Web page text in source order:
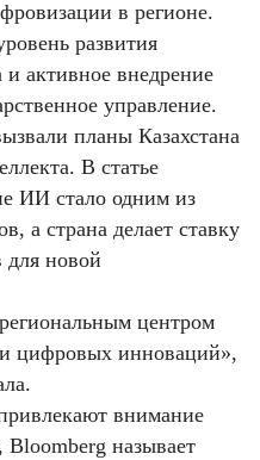
в регионе.
развития
и активное внедрение
управление.
планы Казахстана
В статье
ИИ стало одним из
а страна делает ставку
для новой
центром
и цифровых инноваций»,
внимание
называет